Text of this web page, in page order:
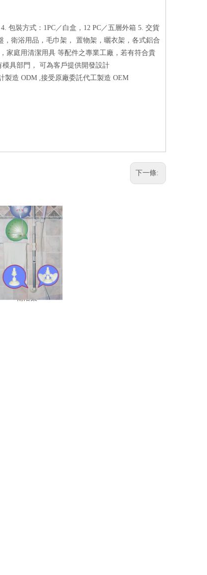
包裝方式：1PC／白盒，12 PC／五層外箱 5. 交貨
衛浴用品，毛巾架， 置物架，曬衣架，各式鋁合
家庭用清潔用具 等配件之專業工廠，若有符合貴
具部門， 可為客戶提供開發設計
製造 ODM ,接受原廠委託代工製造 OEM
下一條:
式淋浴架,鎖壁式
衛浴架